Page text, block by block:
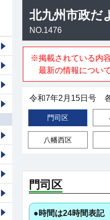
北九州市政だ
NO.1476
※掲載されている内
最新の情報につい
令和7年2月15日号
門司区
八幡西区
門司区
●時間は24時間表記